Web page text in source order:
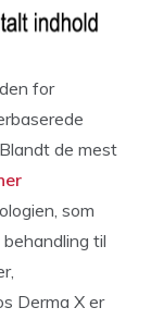
for
de mest
som
til
Derma X er